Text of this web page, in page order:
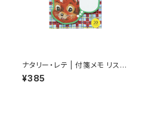
ナタリー・レテ | 付箋メモ リス |
Sticky memo Squirrel
¥385